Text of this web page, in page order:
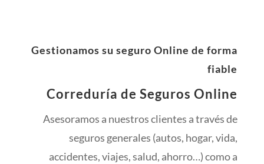
Gestionamos su seguro Online de forma
fiable
Correduría de Seguros Online
Asesoramos a nuestros clientes a través de
seguros generales (autos, hogar, vida,
accidentes, viajes, salud, ahorro…) como a